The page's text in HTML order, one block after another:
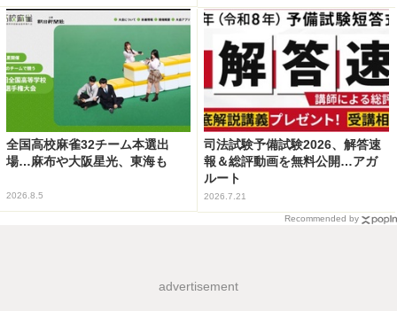
全国高校麻雀32チーム本選出
場…麻布や大阪星光、東海も
2026.8.5
司法試験予備試験2026、解答速
報＆総評動画を無料公開…アガ
ルート
2026.7.21
Recommended by
advertisement